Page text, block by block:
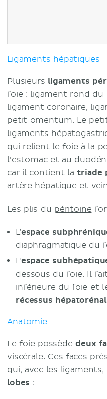
Ligaments hépatiques
Plusieurs ligaments
foie : ligament rond du
ligament coronaire,
petit omentum. Le
ligaments
qui relient le foie à la
l'estomacet au
car il contient latriade
artère hépatique et
Les plis du péritoine
L’espace
diaphragmatique du
L'espace
dessous du foie. Il
inférieure du foie et
récessus hépatorénal
Anatomie
Le foie possèdedeux
viscérale. Ces faces
qui, avec les
lobes :